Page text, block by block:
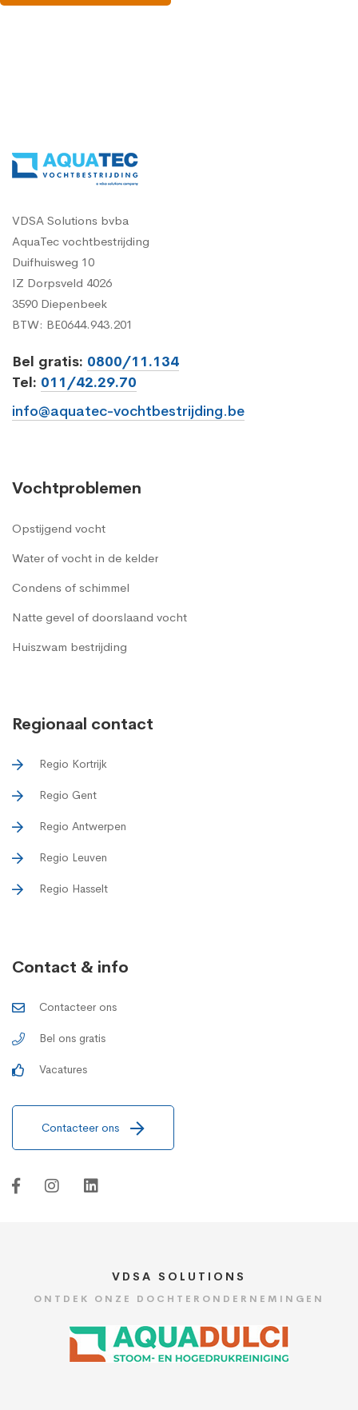
VDSA Solutions bvba
AquaTec vochtbestrijding
Duifhuisweg 10
IZ Dorpsveld 4026
3590 Diepenbeek
BTW: BE0644.943.201
Bel gratis: 0800/11.134
Tel: 011/42.29.70
info@aquatec-vochtbestrijding.be
Vochtproblemen
Opstijgend vocht
Water of vocht in de kelder
Condens of schimmel
Natte gevel of doorslaand vocht
Huiszwam bestrijding
Regionaal contact
Regio Kortrijk
Regio Gent
Regio Antwerpen
Regio Leuven
Regio Hasselt
Contact & info
Contacteer ons
Bel ons gratis
Vacatures
Contacteer ons
VDSA SOLUTIONS
ONTDEK ONZE DOCHTERONDERNEMINGEN